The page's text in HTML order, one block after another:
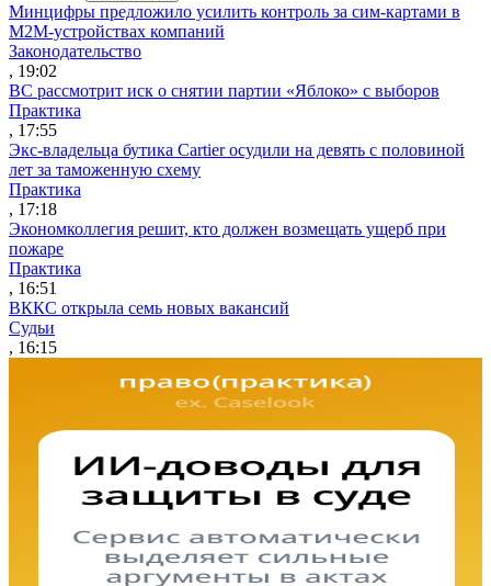
Минцифры предложило усилить контроль за сим-картами в
M2M-устройствах компаний
Законодательство
, 19:02
ВС рассмотрит иск о снятии партии «Яблоко» с выборов
Практика
, 17:55
Экс-владельца бутика Cartier осудили на девять с половиной
лет за таможенную схему
Практика
, 17:18
Экономколлегия решит, кто должен возмещать ущерб при
пожаре
Практика
, 16:51
ВККС открыла семь новых вакансий
Судьи
, 16:15